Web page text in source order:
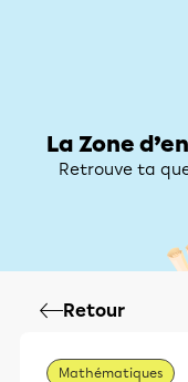
La Zone
Retrouve ta
Retour
Mathématiques